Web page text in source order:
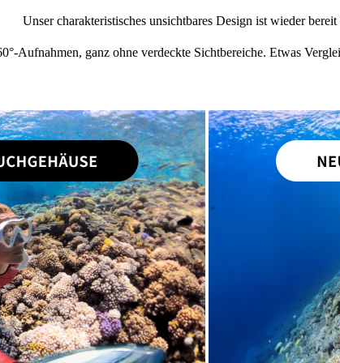
Unser charakteristisches unsichtbares Design ist wieder
Aufnahmen, ganz ohne verdeckte Sichtbereiche. Etwas